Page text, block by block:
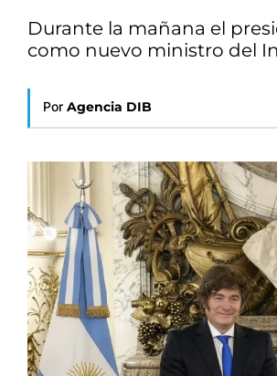
Durante la mañana el
como nuevo ministro del
Por Agencia DIB